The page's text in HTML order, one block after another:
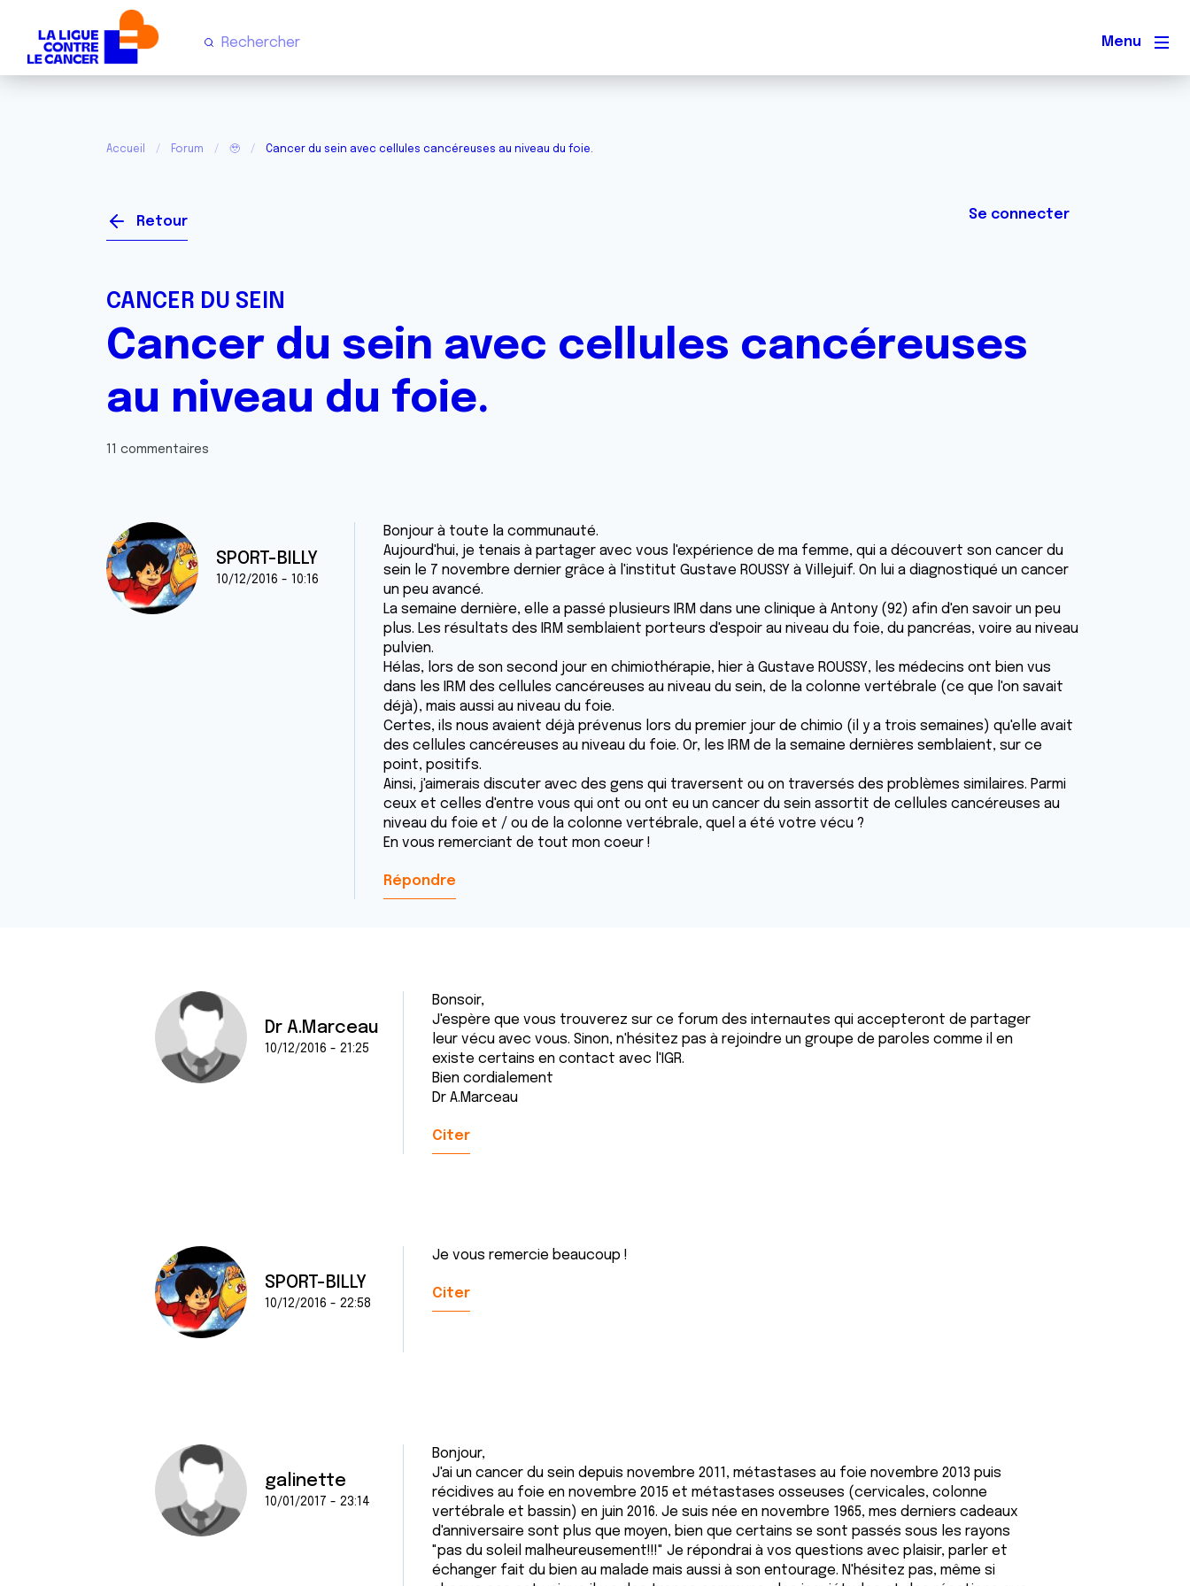
Menu
Accueil Forum 🥹 Cancer du sein avec cellules cancéreuses au niveau du foie.
Retour Se connecter
CANCER DU SEIN
Cancer du sein avec cellules cancéreuses
au niveau du foie.
11 commentaires
SPORT-BILLY
10/12/2016 - 10:16
Bonjour à toute la communauté.
Aujourd'hui, je tenais à partager avec vous l'expérience de ma femme, qui a découvert son cancer du
sein le 7 novembre dernier grâce à l'institut Gustave ROUSSY à Villejuif. On lui a diagnostiqué un cancer
un peu avancé.
La semaine dernière, elle a passé plusieurs IRM dans une clinique à Antony (92) afin d'en savoir un peu
plus. Les résultats des IRM semblaient porteurs d'espoir au niveau du foie, du pancréas, voire au niveau
pulvien.
Hélas, lors de son second jour en chimiothérapie, hier à Gustave ROUSSY, les médecins ont bien vus
dans les IRM des cellules cancéreuses au niveau du sein, de la colonne vertébrale (ce que l'on savait
déjà), mais aussi au niveau du foie.
Certes, ils nous avaient déjà prévenus lors du premier jour de chimio (il y a trois semaines) qu'elle avait
des cellules cancéreuses au niveau du foie. Or, les IRM de la semaine dernières semblaient, sur ce
point, positifs.
Ainsi, j'aimerais discuter avec des gens qui traversent ou on traversés des problèmes similaires. Parmi
ceux et celles d'entre vous qui ont ou ont eu un cancer du sein assortit de cellules cancéreuses au
niveau du foie et / ou de la colonne vertébrale, quel a été votre vécu ?
En vous remerciant de tout mon coeur !
Répondre
Dr A.Marceau
10/12/2016 - 21:25
Bonsoir,
J'espère que vous trouverez sur ce forum des internautes qui accepteront de partager
leur vécu avec vous. Sinon, n'hésitez pas à rejoindre un groupe de paroles comme il en
existe certains en contact avec l'IGR.
Bien cordialement
Dr A.Marceau
Citer
SPORT-BILLY
10/12/2016 - 22:58
Je vous remercie beaucoup !
Citer
galinette
10/01/2017 - 23:14
Bonjour,
J'ai un cancer du sein depuis novembre 2011, métastases au foie novembre 2013 puis
récidives au foie en novembre 2015 et métastases osseuses (cervicales, colonne
vertébrale et bassin) en juin 2016. Je suis née en novembre 1965, mes derniers cadeaux
d'anniversaire sont plus que moyen, bien que certains se sont passés sous les rayons
"pas du soleil malheureusement!!!" Je répondrai à vos questions avec plaisir, parler et
échanger fait du bien au malade mais aussi à son entourage. N'hésitez pas, même si